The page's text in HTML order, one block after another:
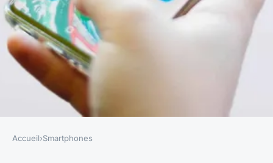
SMARTPHONES
Accueil›Smartphones